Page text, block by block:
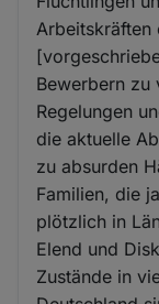
Bewerbern zu
Regelungen
die aktuelle
zu absurden
Familien, die
plötzlich in
Elend und
Zustände in